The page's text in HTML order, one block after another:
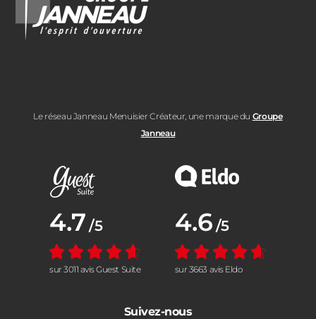
Le réseau Janneau Menuisier Créateur, une marque du Groupe
Janneau
Note moyenne :
4.7 /5
sur 3011 avis Guest Suite
Note moyenne :
4.6 /5
sur 3663 avis Eldo
Suivez-nous